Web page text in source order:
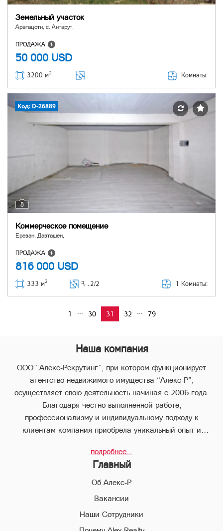
Земельный участок
Арагацотн, с. Антарут,
ПРОДАЖА
50 000 USD
3200 м2 Комнаты:
8
Код: D-26889
Коммерческое помещение
Ереван, Давташен,
ПРОДАЖА
816 000 USD
333 м2 Հ ․ 2/2 1 Комнаты:
1 ... 30 31 32 ... 79
Наша компания
ООО “Алекс-Рекрутинг”, при котором функционирует
агентство недвижимого имущества “Алекс-Р”,
осуществляет свою деятельность начиная с 2006 года.
Благодаря честно выполненной работе,
профессионализму и индивидуальному подходу к
клиентам компания приобрела уникальный опыт и
В компании “Алекс-Р” предоставляется целый пакет
услуг, что позволяет клиенту с наименьшими потерями во
времени совершить любые виды сделок в сфере
Благодаря соответствующей высокой квалификации и
подробнее...
Главный
Об Алекс-Р
Вакансии
Наши Сотрудники